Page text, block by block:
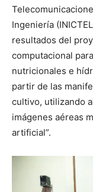
Ingeniería
resultados del
computacional
nutricionales e
partir de las
cultivo, utilizando
imágenes aéreas
artificial”.